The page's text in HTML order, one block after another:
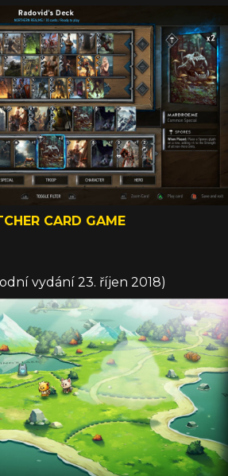
CARD GAME
vydání 23. říjen 2018)